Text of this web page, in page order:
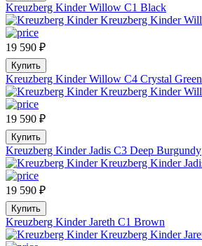
Kreuzberg Kinder Willow C1 Black
19 590 ₽
Купить
Kreuzberg Kinder Willow C4 Crystal Green
19 590 ₽
Купить
Kreuzberg Kinder Jadis C3 Deep Burgundy
19 590 ₽
Купить
Kreuzberg Kinder Jareth C1 Brown